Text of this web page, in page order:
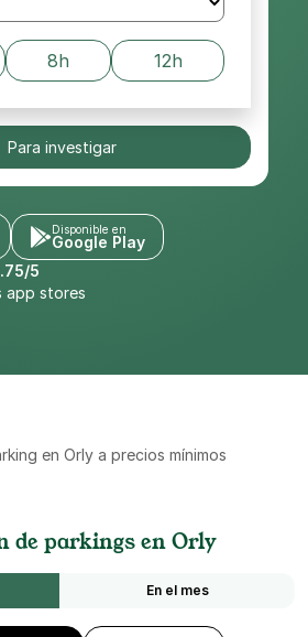
8h 12h
Para investigar
Disponible en
Google Play
5
app stores
en Orly a precios mínimos
de parkings en Orly
En el mes